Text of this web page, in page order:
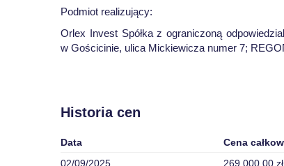
Podmiot realizujący:
Orlex Invest Spółka z ograniczoną
w Gościcinie, ulica Mickiewicza numer 7;
Historia cen
Data Cena
02/09/2025
269 000,00 zł